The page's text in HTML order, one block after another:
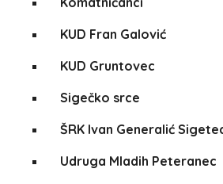
KUD Fran Galović
KUD Gruntovec
Sigečko srce
ŠRK Ivan Generalić
Udruga Mladih Peteranec